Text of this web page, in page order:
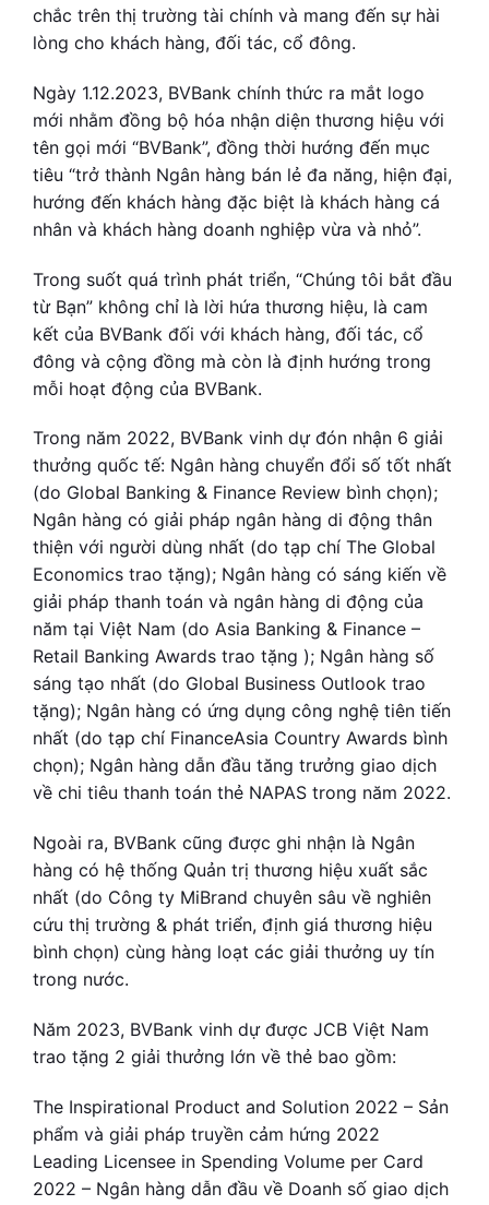
chắc trên thị trường tài chính và mang đến sự hài
lòng cho khách hàng, đối tác, cổ đông.
Ngày 1.12.2023, BVBank chính thức ra mắt logo
mới nhằm đồng bộ hóa nhận diện thương hiệu với
tên gọi mới “BVBank”, đồng thời hướng đến mục
tiêu “trở thành Ngân hàng bán lẻ đa năng, hiện đại,
hướng đến khách hàng đặc biệt là khách hàng cá
nhân và khách hàng doanh nghiệp vừa và nhỏ”.
Trong suốt quá trình phát triển, “Chúng tôi bắt đầu
từ Bạn” không chỉ là lời hứa thương hiệu, là cam
kết của BVBank đối với khách hàng, đối tác, cổ
đông và cộng đồng mà còn là định hướng trong
mỗi hoạt động của BVBank.
Trong năm 2022, BVBank vinh dự đón nhận 6 giải
thưởng quốc tế: Ngân hàng chuyển đổi số tốt nhất
(do Global Banking & Finance Review bình chọn);
Ngân hàng có giải pháp ngân hàng di động thân
thiện với người dùng nhất (do tạp chí The Global
Economics trao tặng); Ngân hàng có sáng kiến về
giải pháp thanh toán và ngân hàng di động của
năm tại Việt Nam (do Asia Banking & Finance –
Retail Banking Awards trao tặng ); Ngân hàng số
sáng tạo nhất (do Global Business Outlook trao
tặng); Ngân hàng có ứng dụng công nghệ tiên tiến
nhất (do tạp chí FinanceAsia Country Awards bình
chọn); Ngân hàng dẫn đầu tăng trưởng giao dịch
về chi tiêu thanh toán thẻ NAPAS trong năm 2022.
Ngoài ra, BVBank cũng được ghi nhận là Ngân
hàng có hệ thống Quản trị thương hiệu xuất sắc
nhất (do Công ty MiBrand chuyên sâu về nghiên
cứu thị trường & phát triển, định giá thương hiệu
bình chọn) cùng hàng loạt các giải thưởng uy tín
trong nước.
Năm 2023, BVBank vinh dự được JCB Việt Nam
trao tặng 2 giải thưởng lớn về thẻ bao gồm:
The Inspirational Product and Solution 2022 – Sản
phẩm và giải pháp truyền cảm hứng 2022
Leading Licensee in Spending Volume per Card
2022 – Ngân hàng dẫn đầu về Doanh số giao dịch